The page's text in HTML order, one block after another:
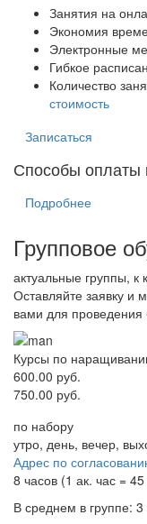
Занятия на
Экономия
Электронные
Гибкое
Количество
стоимость
Записаться
Способы оплаты
Подробнее
Групповое
актуальные группы,
Оставляйте заявку и
вами для проведения
Курсы по
600.00 руб.
750.00 руб.
по набору
утро, день, вечер,
Адрес по
8 часов (1 ак. час =
В среднем в группе: 3